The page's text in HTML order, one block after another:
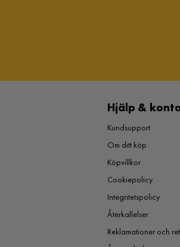
Hjälp &
Kundsupport
Om ditt köp
Köpvillkor
Cookiepolicy
Integritetspolicy
Återkallelser
Reklamationer och